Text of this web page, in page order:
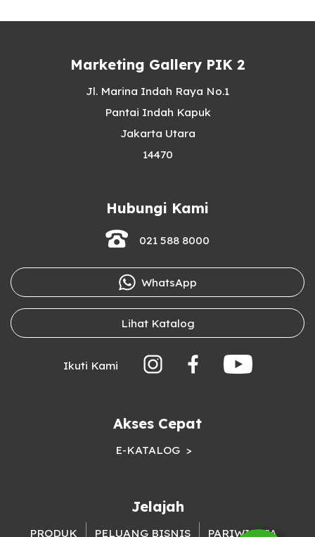
Marketing Gallery PIK 2
Jl. Marina Indah Raya No.1
Pantai Indah Kapuk
Jakarta Utara
14470
Hubungi Kami
021 588 8000
WhatsApp
Lihat Katalog
Ikuti Kami
Akses Cepat
E-KATALOG
Jelajah
PRODUK PELUANG BISNIS PARIWISATA